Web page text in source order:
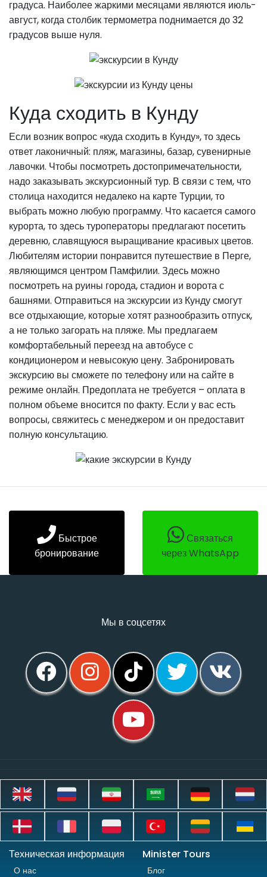
градуса. Наиболее жаркими месяцами являются июль-
август, когда столбик термометра поднимается до 32
градусов выше нуля.
Куда сходить в Кунду
Если возник вопрос «куда сходить в Кунду», то здесь
ответ лаконичный: пляж, магазины, базар, сувенирные
лавочки. Чтобы посмотреть достопримечательности,
надо заказывать экскурсионный тур. В связи с тем, что
столица находится недалеко на карте Турции, то
выбрать можно любую программу. Что касается самого
курорта, то здесь туроператоры предлагают посетить
деревню, славящуюся выращивание красивых цветов.
Любителям истории понравится путешествие в Перге,
являющимся центром Памфилии. Здесь можно
посмотреть на руины города, стадион и ворота с
башнями. Отправиться на экскурсии из Кунду смогут
все отдыхающие, которые хотят разнообразить отпуск,
а не только загорать на пляже. Мы предлагаем
комфортабельный переезд на автобусе с
кондиционером и невысокую цену. Забронировать
экскурсию вы сможете по телефону или на сайте в
режиме онлайн. Предоплата не требуется – оплата в
полном объеме вносится по факту. Если у вас есть
вопросы, свяжитесь с менеджером и он предоставит
полную консультацию.
Быстрое
бронирование
Связаться
через WhatsApp
Мы в соцсетях
Техническая информация
О нас
Minister Tours
Блог